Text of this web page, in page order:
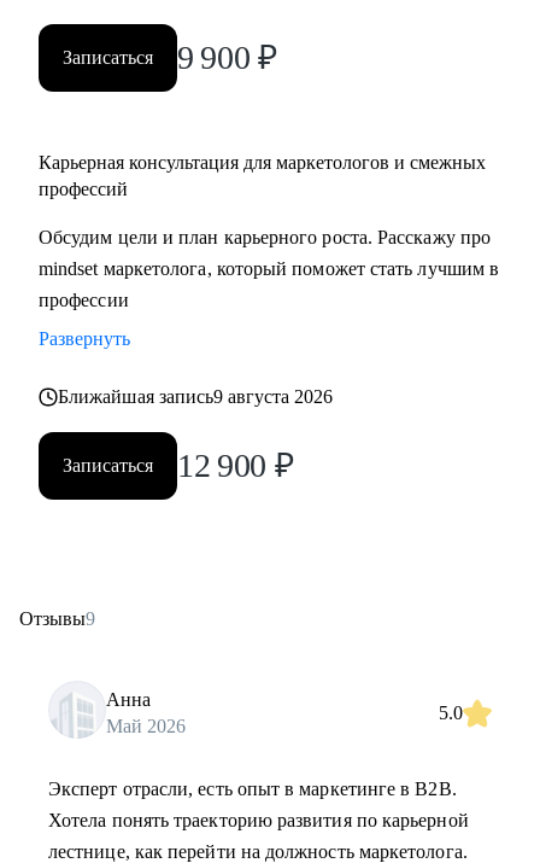
Записаться 9 900 ₽
Карьерная консультация для маркетологов и смежных
профессий
Обсудим цели и план карьерного роста. Расскажу про
mindset маркетолога, который поможет стать лучшим в
профессии
Развернуть
Ближайшая запись9 августа 2026
Записаться 12 900 ₽
Отзывы9
Анна
Май 2026
5.0
Эксперт отрасли, есть опыт в маркетинге в B2B.
Хотела понять траекторию развития по карьерной
лестнице, как перейти на должность маркетолога.